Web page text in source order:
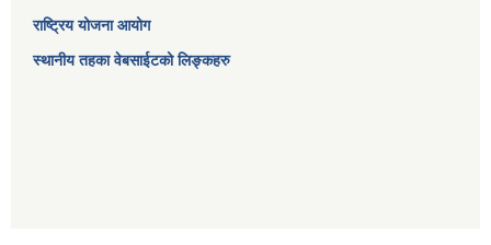
राष्ट्रिय योजना आयोग
स्थानीय तहका वेबसाईटको लिङ्कहरु